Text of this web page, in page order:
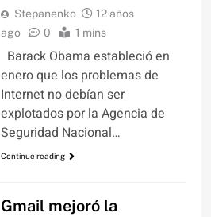
Stepanenko
12 años
ago
0 1 mins
Barack Obama estableció en
enero que los problemas de
Internet no debían ser
explotados por la Agencia de
Seguridad Nacional…
Continue reading
Gmail mejoró la